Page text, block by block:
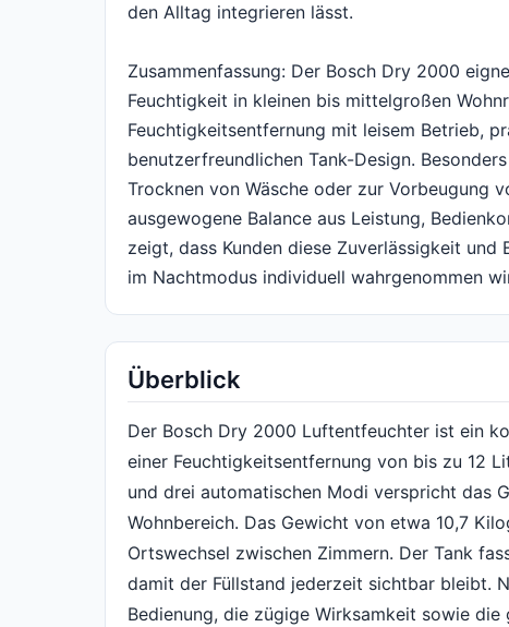
den Alltag integrieren lässt.
Zusammenfassung: Der Bosch Dry 2000
Feuchtigkeit in kleinen bis mittelgroßen
Feuchtigkeitsentfernung mit leisem Betrieb,
benutzerfreundlichen Tank-Design.
Trocknen von Wäsche oder zur Vorbeugung
ausgewogene Balance aus Leistung,
zeigt, dass Kunden diese Zuverlässigkeit
im Nachtmodus individuell wahrgenommen
Überblick
Der Bosch Dry 2000 Luftentfeuchter ist ein
einer Feuchtigkeitsentfernung von bis zu 12
und drei automatischen Modi verspricht das
Wohnbereich. Das Gewicht von etwa 10,7
Ortswechsel zwischen Zimmern. Der Tank
damit der Füllstand jederzeit sichtbar bleibt.
Bedienung, die zügige Wirksamkeit sowie